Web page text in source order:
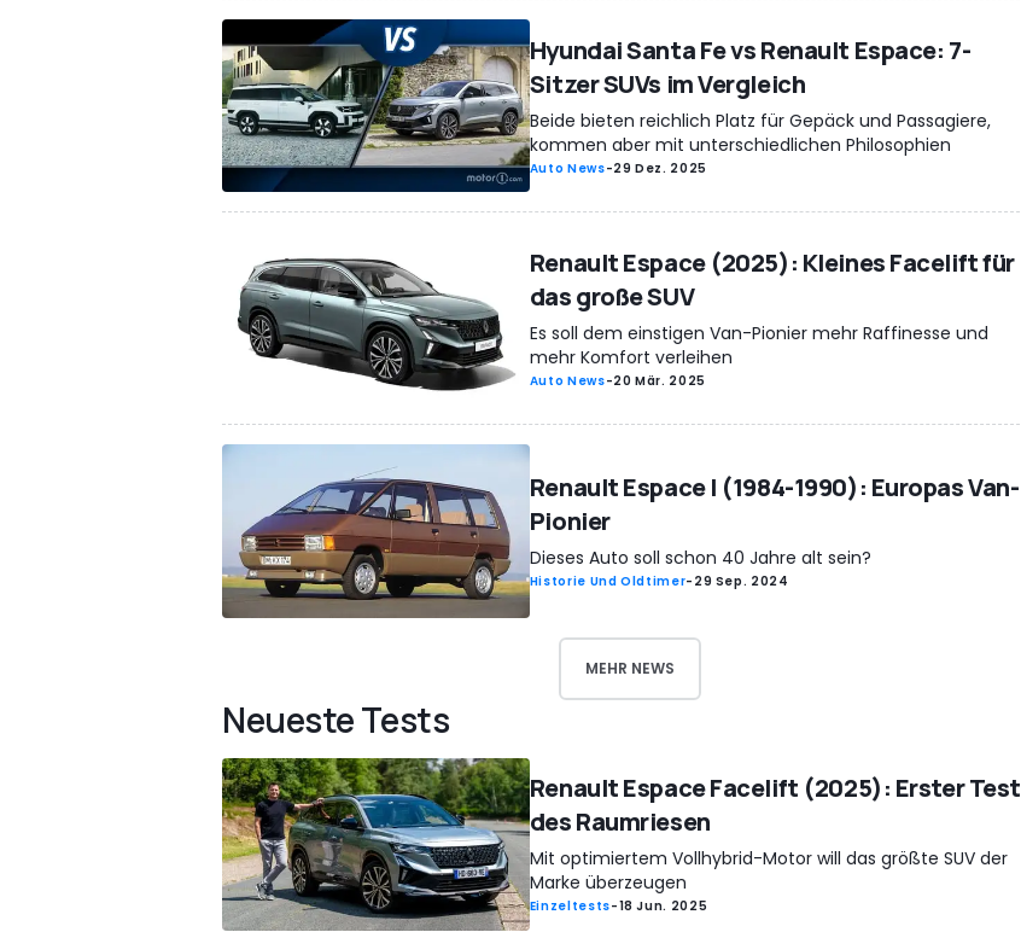
Hyundai Santa Fe vs Renault Espace: 7-
Sitzer SUVs im Vergleich
Beide bieten reichlich Platz für Gepäck und Passagiere,
kommen aber mit unterschiedlichen Philosophien
Auto News-29 Dez. 2025
Renault Espace (2025): Kleines Facelift für
das große SUV
Es soll dem einstigen Van-Pionier mehr Raffinesse und
mehr Komfort verleihen
Auto News-20 Mär. 2025
Renault Espace I (1984-1990): Europas Van-
Pionier
Dieses Auto soll schon 40 Jahre alt sein?
Historie Und Oldtimer- 29 Sep. 2024
MEHR NEWS
Neueste Tests
Renault Espace Facelift (2025): Erster Test
des Raumriesen
Mit optimiertem Vollhybrid-Motor will das größte SUV der
Marke überzeugen
Einzeltests-18 Jun. 2025